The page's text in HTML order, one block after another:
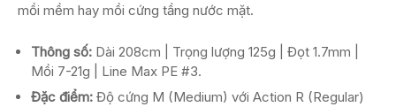
mồi mềm hay mồi cứng tầng nước mặt.
Thông số: Dài 208cm | Trọng lượng 125g | Đọt 1.7mm |
Mồi 7-21g | Line Max PE #3.
Đặc điểm: Độ cứng M (Medium) với Action R (Regular)